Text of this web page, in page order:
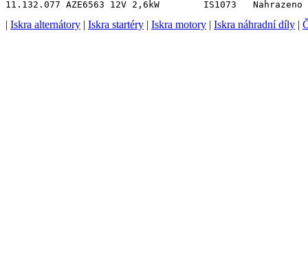
| Iskra alternátory | Iskra startéry | Iskra motory | Iskra náhradní díly |